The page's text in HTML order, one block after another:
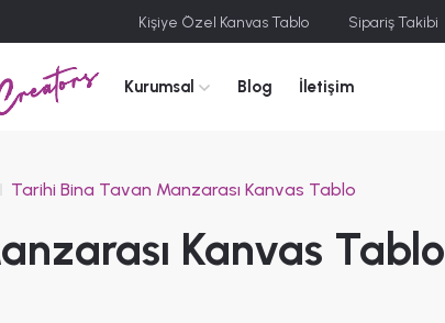
Kişiye Özel Kanvas Tablo Sipariş Takibi
Kurumsal Blog İletişim
Tarihi Bina Tavan Manzarası Kanvas Tablo
Kanvas Tablo